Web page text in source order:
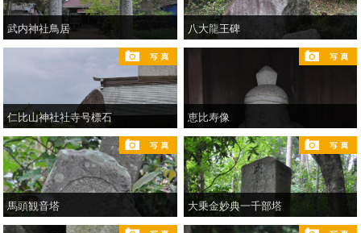
武内神社鳥居 八大龍王碑
仁比山神社社寺号標石 恵比寿像
馬頭観音塔 大乗金妙典一千部塔